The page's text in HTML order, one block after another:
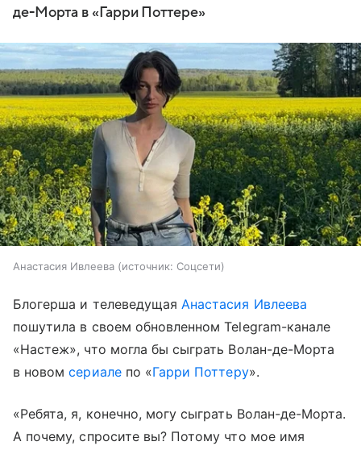
де-Морта в «Гарри Поттере»
Анастасия Ивлеева источник: Соцсети
Блогерша и телеведущаяАнастасия Ивлеева
пошутила в своем обновленном Telegram-канале
«Настеж», что могла бы сыграть Волан-де-Морта
в новомсериалепо «Гарри Поттеру».
«Ребята, я, конечно, могу сыграть Волан-де-Морта.
А почему, спросите вы? Потому что мое имя